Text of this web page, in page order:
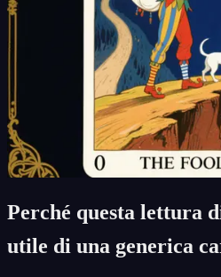
Perché questa lettura
utile di una generica